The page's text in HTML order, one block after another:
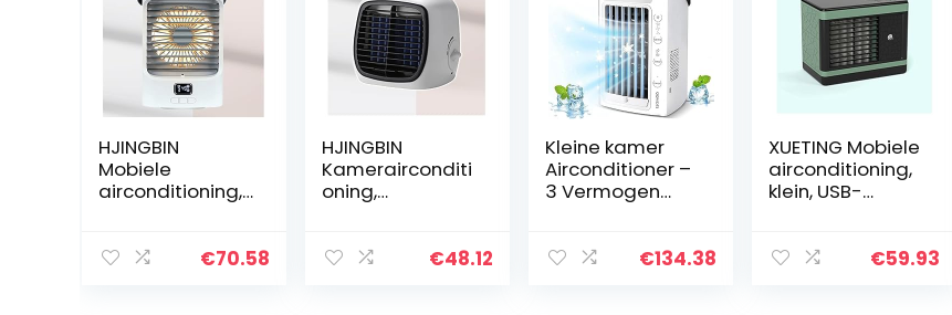
HJINGBIN
Mobiele
airconditioning,
handgreep,€70.58
HJINGBIN
Kamerairconditi
oning,
airconditioning
€48.12
Kleine kamer
Airconditioner –
3 Vermogen
– Laag
€134.38
XUETING Mobiele
airconditioning,
klein, USB-
duurzaam, stil,
€59.93